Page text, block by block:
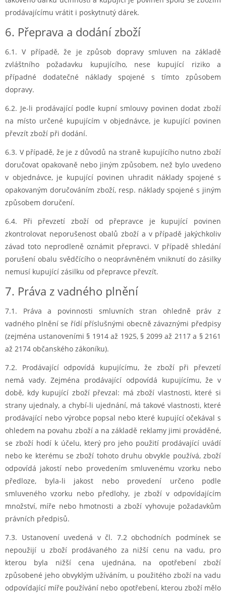
prodávajícímu vrátit i poskytnutý dárek.
6. Přeprava a dodání zboží
6.1. V případě, že je způsob dopravy smluven na základě
zvláštního požadavku kupujícího, nese kupující riziko a
případné dodatečné náklady spojené s tímto způsobem
dopravy.
6.2. Je-li prodávající podle kupní smlouvy povinen dodat zboží
na místo určené kupujícím v objednávce, je kupující povinen
převzít zboží při dodání.
6.3. V případě, že je z důvodů na straně kupujícího nutno zboží
doručovat opakovaně nebo jiným způsobem, než bylo uvedeno
v objednávce, je kupující povinen uhradit náklady spojené s
opakovaným doručováním zboží, resp. náklady spojené s jiným
způsobem doručení.
6.4. Při převzetí
zboží od přepravce je kupující povinen
zkontrolovat neporušenost obalů zboží a v případě jakýchkoliv
závad toto neprodleně oznámit přepravci. V případě shledání
porušení obalu svědčícího o neoprávněném vniknutí do zásilky
nemusí kupující zásilku od přepravce převzít.
7. Práva z vadného plnění
7.1. Práva a povinnosti smluvních stran ohledně práv z
vadného plnění se řídí příslušnými obecně závaznými předpisy
(zejména ustanoveními § 1914 až 1925, § 2099 až 2117 a § 2161
až 2174 občanského zákoníku).
7.2. Prodávající odpovídá kupujícímu, že zboží při převzetí
nemá vady. Zejména prodávající odpovídá kupujícímu, že v
době, kdy kupující zboží převzal: má zboží vlastnosti, které si
strany ujednaly, a chybí-li ujednání, má takové vlastnosti, které
prodávající nebo výrobce popsal nebo které kupující očekával s
ohledem na povahu zboží a na základě reklamy jimi prováděné,
se zboží hodí k účelu, který pro jeho použití prodávající uvádí
nebo ke kterému se zboží tohoto druhu obvykle používá, zboží
odpovídá jakostí nebo provedením smluvenému vzorku nebo
předloze, byla-li jakost nebo provedení určeno podle
smluveného vzorku nebo předlohy, je zboží v odpovídajícím
množství, míře nebo hmotnosti a zboží vyhovuje požadavkům
právních předpisů.
7.3. Ustanovení uvedená v čl. 7.2 obchodních podmínek se
nepoužijí u zboží prodávaného za nižší cenu na vadu, pro
kterou byla nižší cena ujednána, na opotřebení zboží
způsobené jeho obvyklým užíváním, u použitého zboží na vadu
odpovídající míře používání nebo opotřebení, kterou zboží mělo